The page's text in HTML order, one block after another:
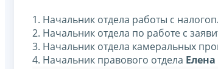
1. Начальник отдела работы с
2. Начальник отдела по работе с
3. Начальник отдела камеральных
4. Начальник правового отдела